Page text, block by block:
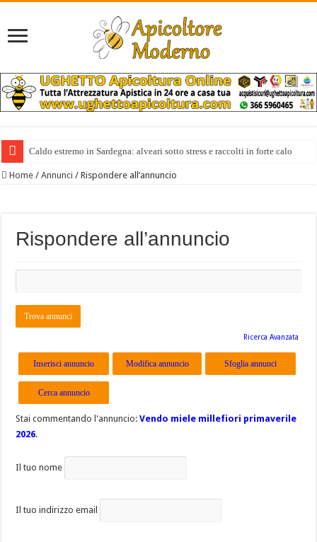
Caldo estremo in Sardegna: alveari sotto stress e raccolti in forte calo
Home / Annunci / Rispondere all’annuncio
Rispondere all’annuncio
Ricerca Avanzata
Inserisci annuncio Modifica annuncio Sfoglia annunci
Cerca annuncio
Stai commentando l'annuncio:Vendo miele millefiori primaverile
2026.
Il tuo nome
Il tuo indirizzo email